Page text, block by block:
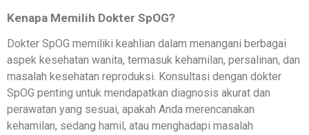
Kenapa Memilih Dokter SpOG?
Dokter SpOG memiliki keahlian dalam menangani berbagai
aspek kesehatan wanita, termasuk kehamilan, persalinan, dan
masalah kesehatan reproduksi. Konsultasi dengan dokter
SpOG penting untuk mendapatkan diagnosis akurat dan
perawatan yang sesuai, apakah Anda merencanakan
kehamilan, sedang hamil, atau menghadapi masalah